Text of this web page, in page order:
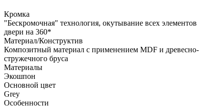
Кромка
"Бескромочная" технология, окутывание всех элементов
двери на 360*
Материал/Конструктив
Композитный материал с применением MDF и древесно-
стружечного бруса
Материалы
Экошпон
Основной цвет
Grey
Особенности